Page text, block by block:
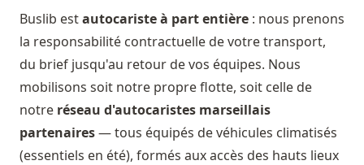
Buslib estautocariste à part entière : nous prenons
la responsabilité contractuelle de votre transport,
du brief jusqu'au retour de vos équipes. Nous
mobilisons soit notre propre flotte, soit celle de
notre réseau d'autocaristes marseillais
partenaires— tous équipés de véhicules climatisés
(essentiels en été), formés aux accès des hauts lieux